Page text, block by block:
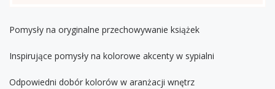
Pomysły na oryginalne przechowywanie książek
Inspirujące pomysły na kolorowe akcenty w sypialni
Odpowiedni dobór kolorów w aranżacji wnętrz